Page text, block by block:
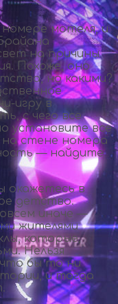
номере мотеля, и
на причины
Похоже, оно
но какими?
игру в
с чего все
установите все
на стене номера
— найдите
окажетесь в
детство.
иначе —
жителями
которые,
Нельзя
бы то ни
и тогда